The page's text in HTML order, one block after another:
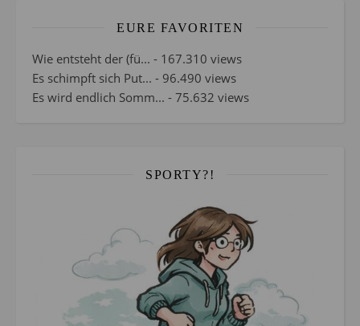
EURE FAVORITEN
Wie entsteht der (fü... - 167.310 views
Es schimpft sich Put... - 96.490 views
Es wird endlich Somm... - 75.632 views
SPORTY?!